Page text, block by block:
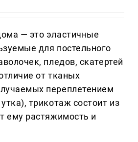
— это эластичные
для постельного
пледов, скатертей
от тканых
переплетением
трикотаж состоит из
ему растяжимость и